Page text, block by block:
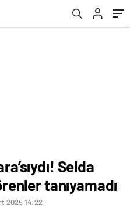
Selda
tanıyamadı
2025 14:22